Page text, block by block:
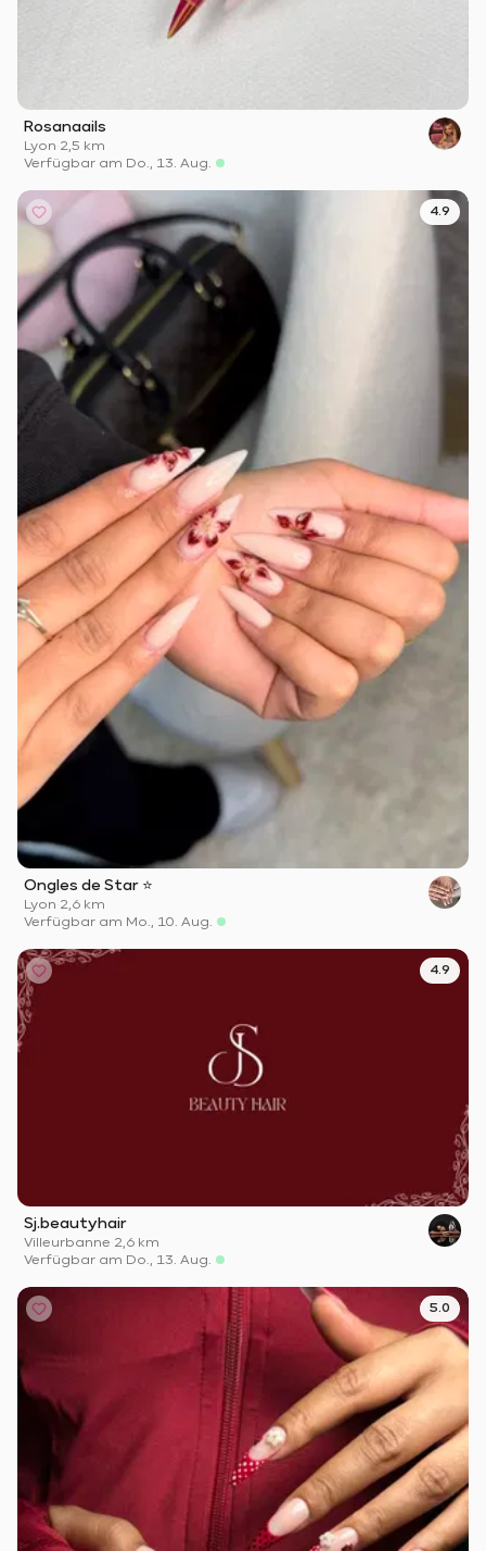
Rosanaails
Lyon·2,5 km
Verfügbar am Do., 13. Aug.
4.9
Ongles de Star ⭐️
Lyon·2,6 km
Verfügbar am Mo., 10. Aug.
4.9
Sj.beautyhair
Villeurbanne·2,6 km
Verfügbar am Do., 13. Aug.
5.0